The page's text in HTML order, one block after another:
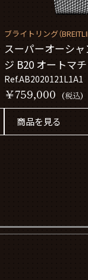
ブライトリング（
スーパーオーシ
ジ B20 オートマ
AB2020121L1A1
Ref.AB2020121L1A1
￥759,000 (税込)
商品を見る